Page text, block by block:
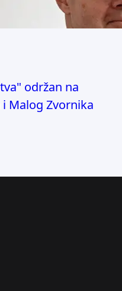
održan na
Malog Zvornika